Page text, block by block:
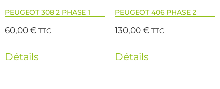
PEUGEOT 308 2 PHASE 1
60,00€ TTC
Détails
PEUGEOT 406 PHASE 2
130,00€ TTC
Détails